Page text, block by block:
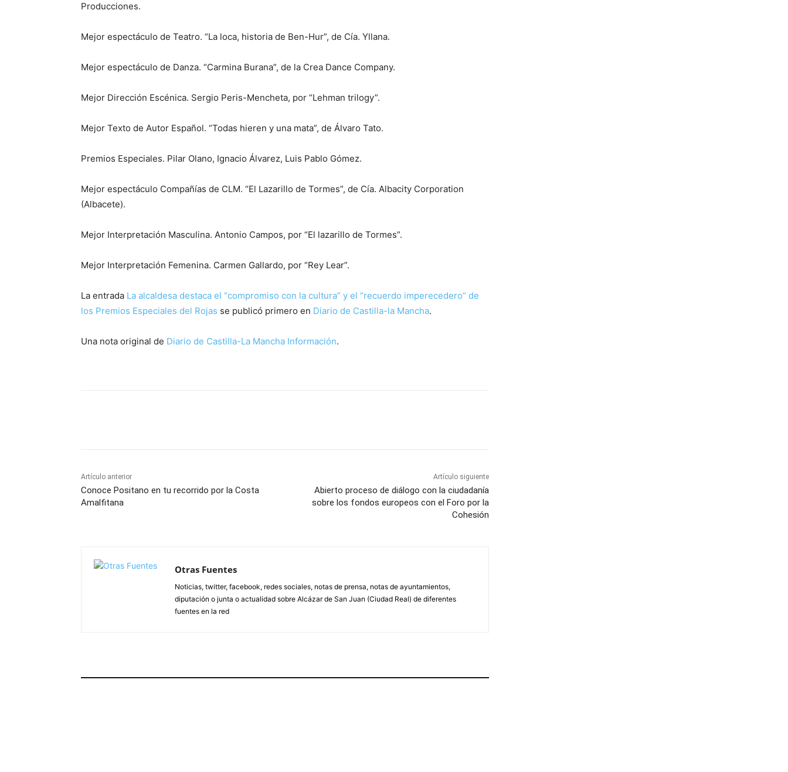
Producciones.
Mejor espectáculo de Teatro. “La loca, historia de Ben-Hur”, de Cía. Yllana.
Mejor espectáculo de Danza. “Carmina Burana”, de la Crea Dance Company.
Mejor Dirección Escénica. Sergio Peris-Mencheta, por “Lehman trilogy”.
Mejor Texto de Autor Español. “Todas hieren y una mata”, de Álvaro Tato.
Premios Especiales. Pilar Olano, Ignacio Álvarez, Luis Pablo Gómez.
Mejor espectáculo Compañías de CLM. “El Lazarillo de Tormes”, de Cía. Albacity Corporation
(Albacete).
Mejor Interpretación Masculina. Antonio Campos, por “El lazarillo de Tormes”.
Mejor Interpretación Femenina. Carmen Gallardo, por “Rey Lear”.
La entrada La alcaldesa destaca el “compromiso con la cultura” y el “recuerdo imperecedero” de
los Premios Especiales del Rojas se publicó primero en Diario de Castilla-la Mancha.
Una nota original de Diario de Castilla-La Mancha Información.
Artículo anterior
Conoce Positano en tu recorrido por la Costa
Amalfitana
Artículo siguiente
Abierto proceso de diálogo con la ciudadanía
sobre los fondos europeos con el Foro por la
Cohesión
Otras Fuentes
Noticias, twitter, facebook, redes sociales, notas de prensa, notas de ayuntamientos,
diputación o junta o actualidad sobre Alcázar de San Juan (Ciudad Real) de diferentes
fuentes en la red